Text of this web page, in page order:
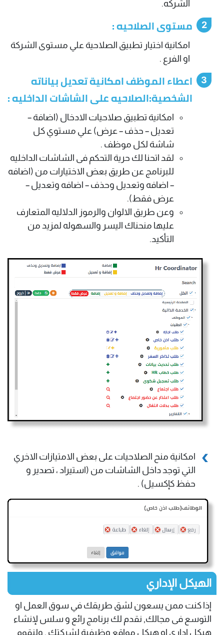
الشركه.
مستوى الصلاحيه :
امكانية اختيار تطبيق الصلاحية علي مستوى الشركة
او الفرع .
اعطاء الموظف امكانية تعديل بياناته
الشخصية:الصلاحيه على الشاشات الداخليه :
امكانية تطبيق صلاحيات الادخال (اضافة –
تعديل – حذف – عرض) علي مستوي كل
شاشة لكل موظف .
لقد اتحنا لك حرية التحكم فى الشاشات الداخليه
للبرنامج عن طريق بعض الاختيارات من (اضافه
– اضافه وتعديل وحذف – اضافه وتعديل –
عرض فقط).
وعن طريق الالوان والرموز الدلاليه المتعارف
عليها منحناك اليسر والسهوله لمزيد من
التأكيد.
امكانية منح الصلاحيات على بعض الامتيازات الاخري
التي توجد داخل الشاشات من (استيراد ، تصدير و
حفظ كإكسيل) .
الهيكل الإداري
إذا كنت ممن يسعون لشق طريقك في سوق العمل او
التوسع فى مجالك, نقدم لك برنامج رائع و سلس لإنشاء
هيكل إدارى او هيكل مواقع وظيفية لشركتك . ولنقوم